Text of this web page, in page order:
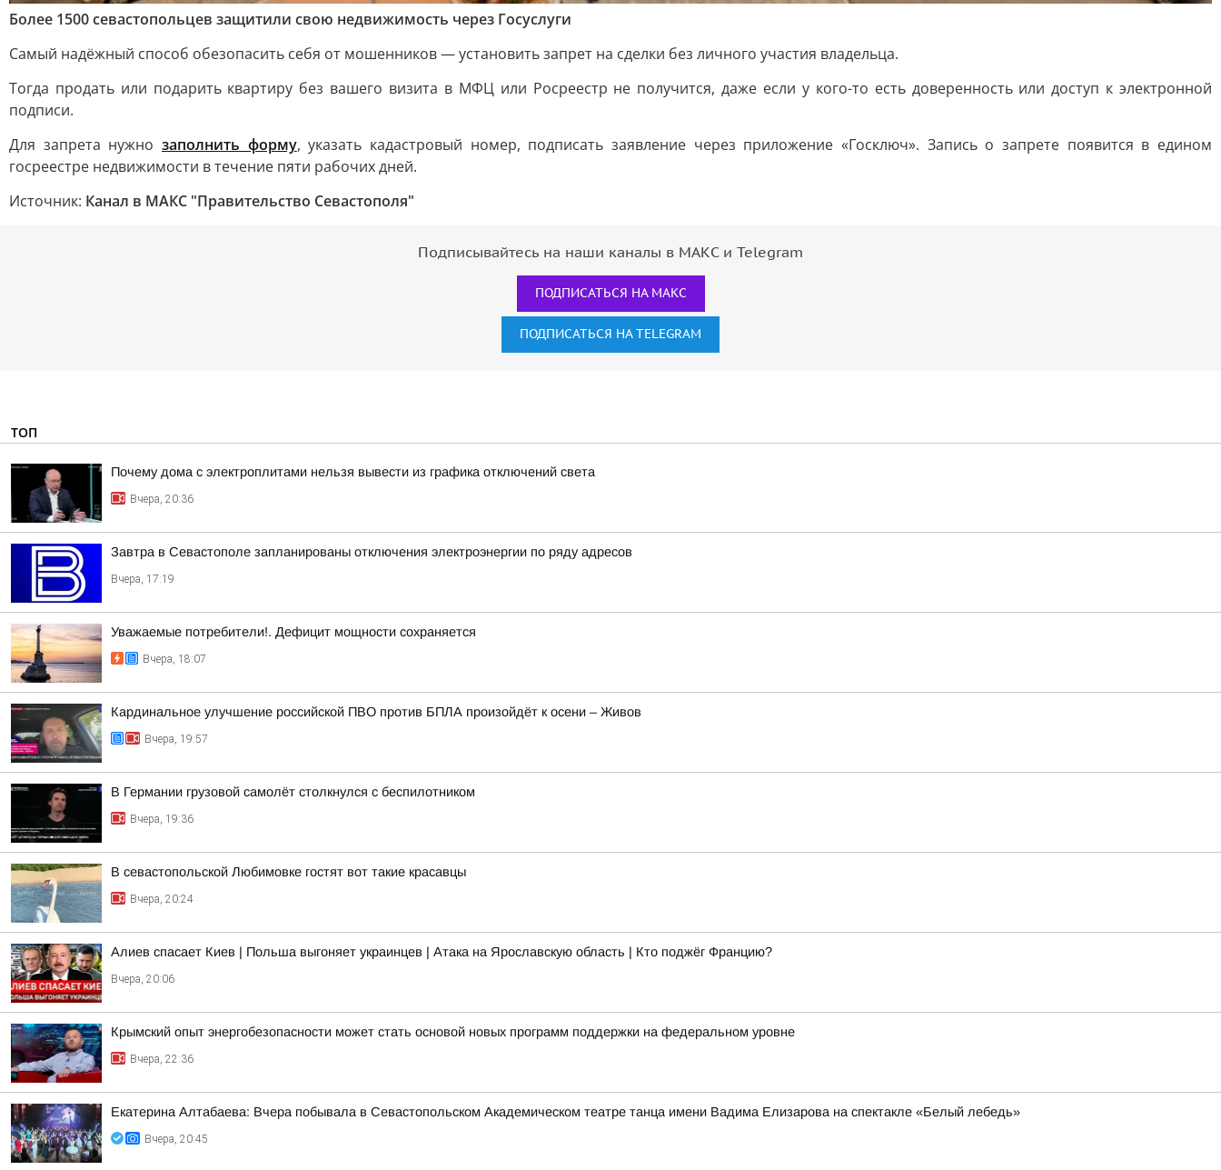
Более 1500 севастопольцев защитили свою недвижимость через Госуслуги
Самый надёжный способ обезопасить себя от мошенников — установить запрет на сделки без личного участия владельца.
Тогда продать или подарить квартиру без вашего визита в МФЦ или Росреестр не получится, даже если у кого-то есть доверенность или доступ к электронной
подписи.
Для запрета нужно заполнить форму, указать кадастровый номер, подписать заявление через приложение «Госключ». Запись о запрете появится в едином
госреестре недвижимости в течение пяти рабочих дней.
Источник: Канал в МАКС "Правительство Севастополя"
Подписывайтесь на наши каналы в МАКС и Telegram
ПОДПИСАТЬСЯ НА МАКС
ПОДПИСАТЬСЯ НА TELEGRAM
ТОП
Почему дома с электроплитами нельзя вывести из графика отключений света
Вчера, 20:36
Завтра в Севастополе запланированы отключения электроэнергии по ряду адресов
Вчера, 17:19
Уважаемые потребители!. Дефицит мощности сохраняется
Вчера, 18:07
Кардинальное улучшение российской ПВО против БПЛА произойдёт к осени – Живов
Вчера, 19:57
В Германии грузовой самолёт столкнулся с беспилотником
Вчера, 19:36
В севастопольской Любимовке гостят вот такие красавцы
Вчера, 20:24
Алиев спасает Киев | Польша выгоняет украинцев | Атака на Ярославскую область | Кто поджёг Францию?
Вчера, 20:06
Крымский опыт энергобезопасности может стать основой новых программ поддержки на федеральном уровне
Вчера, 22:36
Екатерина Алтабаева: Вчера побывала в Севастопольском Академическом театре танца имени Вадима Елизарова на спектакле «Белый лебедь»
Вчера, 20:45